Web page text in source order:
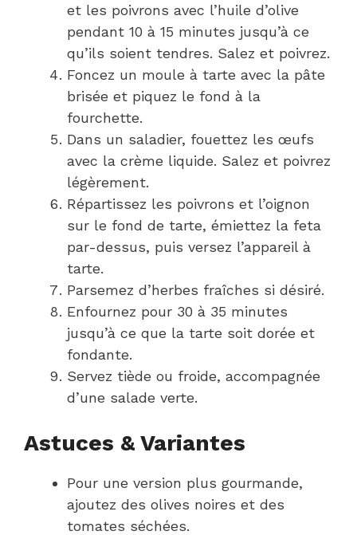
et les poivrons avec l’huile d’olive
pendant 10 à 15 minutes jusqu’à ce
qu’ils soient tendres. Salez et poivrez.
Foncez un moule à tarte avec la pâte
brisée et piquez le fond à la
fourchette.
Dans un saladier, fouettez les œufs
avec la crème liquide. Salez et poivrez
légèrement.
Répartissez les poivrons et l’oignon
sur le fond de tarte, émiettez la feta
par-dessus, puis versez l’appareil à
tarte.
Parsemez d’herbes fraîches si désiré.
Enfournez pour 30 à 35 minutes
jusqu’à ce que la tarte soit dorée et
fondante.
Servez tiède ou froide, accompagnée
d’une salade verte.
Astuces & Variantes
Pour une version plus gourmande,
ajoutez des olives noires et des
tomates séchées.